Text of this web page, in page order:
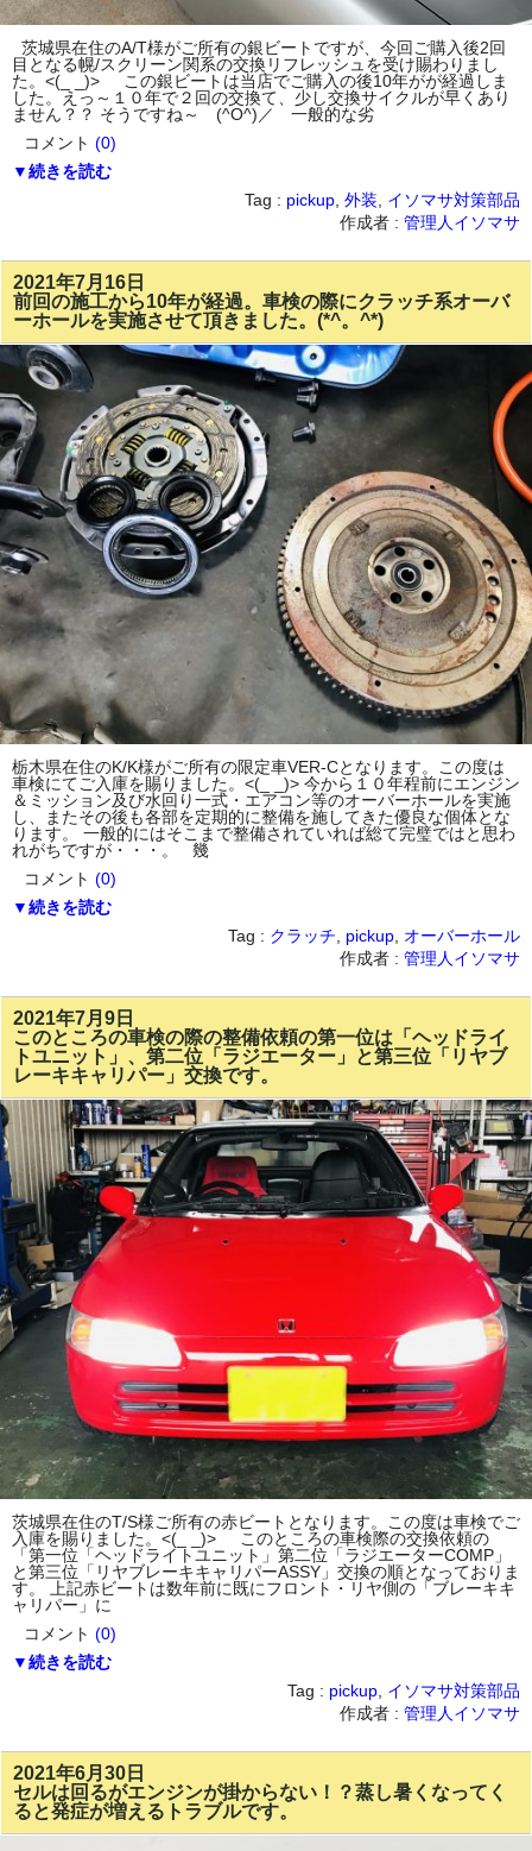
茨城県在住のA/T様がご所有の銀ビートですが、今回ご購入後2回
目となる幌/スクリーン関系の交換リフレッシュを受け賜わりまし
た。<(_ _)> この銀ビートは当店でご購入の後10年がが経過しま
した。えっ～１０年で２回の交換て、少し交換サイクルが早くあり
ません？？ そうですね～ (^O^)／ 一般的な劣
コメント (0)
▼続きを読む
Tag : pickup 外装
イソマサ対策部品
作成者 : 管理人イソマサ
2021年7月16日
前回の施工から10年が経過。車検の際にクラッチ系オーバ
ーホールを実施させて頂きました。(*^。^*)
栃木県在住のK/K様がご所有の限定車VER-Cとなります。この度は
車検にてご入庫を賜りました。<(_ _)> 今から１０年程前にエンジン
＆ミッション及び水回り一式・エアコン等のオーバーホールを実施
し、またその後も各部を定期的に整備を施してきた優良な個体とな
ります。 一般的にはそこまで整備されていれば総て完璧ではと思わ
れがちですが・・・。 幾
コメント (0)
▼続きを読む
Tag : クラッチ pickup オーバーホール
作成者 : 管理人イソマサ
2021年7月9日
このところの車検の際の整備依頼の第一位は「ヘッドライ
トユニット」、第二位「ラジエーター」と第三位「リヤブ
レーキキャリパー」交換です。
茨城県在住のT/S様ご所有の赤ビートとなります。この度は車検でご
入庫を賜りました。<(_ _)> このところの車検際の交換依頼の
「第一位「ヘッドライトユニット」第二位「ラジエーターCOMP」
と第三位「リヤブレーキキャリパーASSY」交換の順となっておりま
す。 上記赤ビートは数年前に既にフロント・リヤ側の「ブレーキキ
ャリパー」に
コメント (0)
▼続きを読む
Tag : pickup イソマサ対策部品
作成者 : 管理人イソマサ
2021年6月30日
セルは回るがエンジンが掛からない！？蒸し暑くなってく
ると発症が増えるトラブルです。